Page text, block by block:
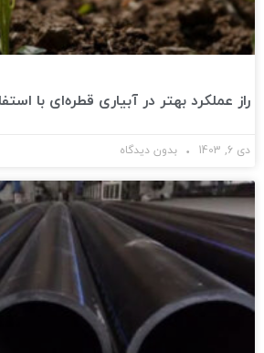
راز عملکرد بهتر در آبیاری قطره‌ای با
دی 6, 1403 بدون دیدگاه